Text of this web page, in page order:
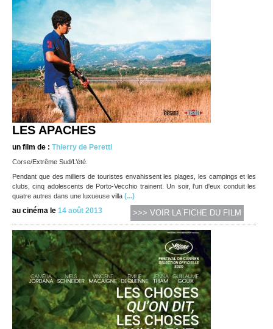
LES APACHES
un film de : Thierry de Peretti
Corse/Extrême Sud/L’été.
Pendant que des milliers de touristes envahissent les plages, les campings et les
clubs, cinq adolescents de Porto-Vecchio trainent. Un soir, l'un d'eux conduit les
quatre autres dans une luxueuse villa (...)
au cinéma le 14 août 2013 >>> VOIR LA FICHE DU FILM